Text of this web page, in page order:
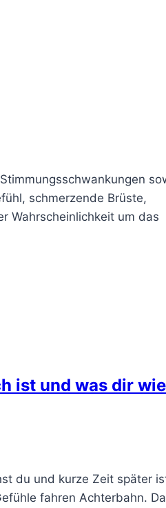
schmerzende Brüste,
Wahrscheinlichkeit um das
ist und was dir
du und kurze Zeit später
fahren Achterbahn.